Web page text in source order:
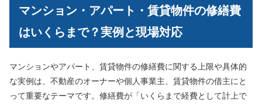
マンション・アパート・賃貸物件の修繕費
はいくらまで？実例と現場対応
マンションやアパート、賃貸物件の修繕費に関する上限や具体的
な実例は、不動産のオーナーや個人事業主、賃貸物件の借主にと
って重要なテーマです。修繕費が「いくらまで経費として計上で